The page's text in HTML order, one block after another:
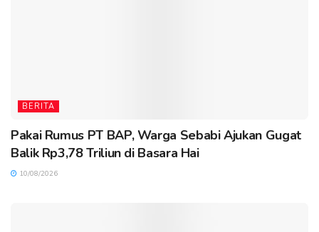
BERITA
Pakai Rumus PT BAP, Warga Sebabi Ajukan Gugat
Balik Rp3,78 Triliun di Basara Hai
10/08/2026